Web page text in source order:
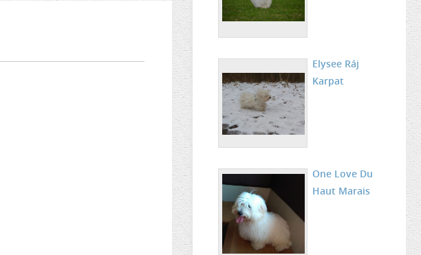
Elysee Ráj
Karpat
One Love Du
Haut Marais